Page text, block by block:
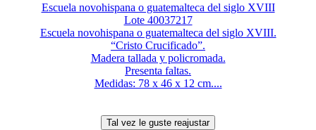
Escuela novohispana o guatemalteca del siglo XVIII
Lote 40037217
Escuela novohispana o guatemalteca del siglo XVIII.
“Cristo Crucificado”.
Madera tallada y policromada.
Presenta faltas.
Medidas: 78 x 46 x 12 cm....